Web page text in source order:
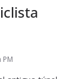
PM